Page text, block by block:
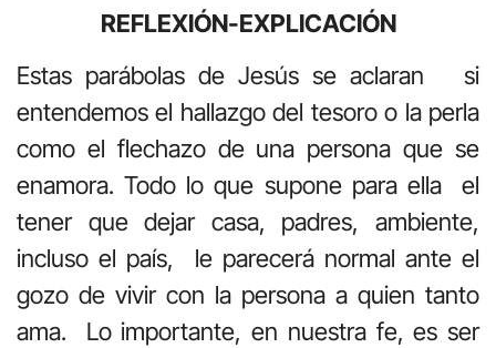
REFLEXIÓN-EXPLICACIÓN
Estas parábolas de Jesús se aclaran si
entendemos el hallazgo del tesoro o la perla
como el flechazo de una persona que se
enamora. Todo lo que supone para ella el
tener que dejar casa, padres, ambiente,
incluso el país, le parecerá normal ante el
gozo de vivir con la persona a quien tanto
ama. Lo importante, en nuestra fe, es ser